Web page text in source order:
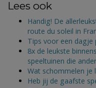
Lees ook
Handig! De
route du soleil in
Tips voor een dagje
8x de leukste
speeltuinen die
Wat schommelen je
Heb jij de gaafste